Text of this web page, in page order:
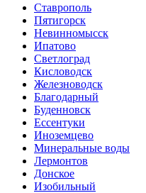
Ставрополь
Пятигорск
Невинномысск
Ипатово
Светлоград
Кисловодск
Железноводск
Благодарный
Буденновск
Ессентуки
Иноземцево
Минеральные воды
Лермонтов
Донское
Изобильный